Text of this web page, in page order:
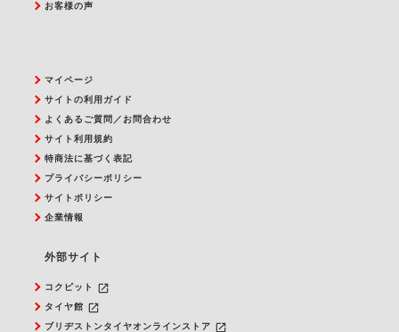
お客様の声
マイページ
サイトの利用ガイド
よくあるご質問／お問合わせ
サイト利用規約
特商法に基づく表記
プライバシーポリシー
サイトポリシー
企業情報
外部サイト
コクピット launch
タイヤ館 launch
ブリヂストンタイヤオンラインストア launch